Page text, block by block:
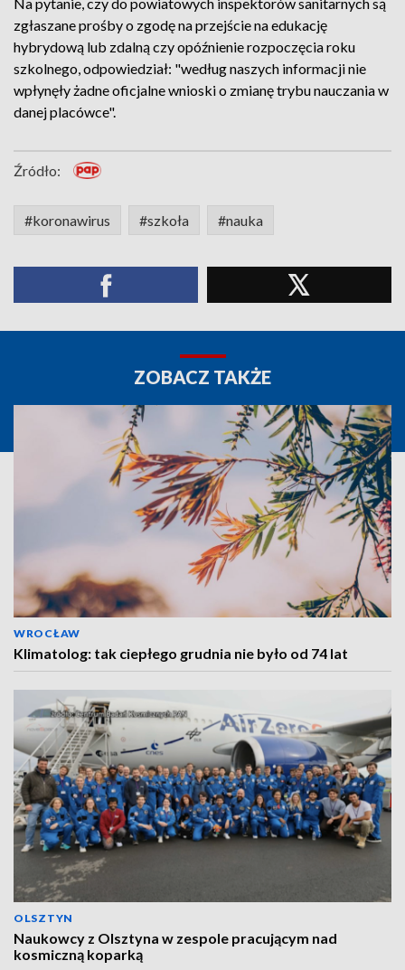
zgłaszane prośby o zgodę na przejście na edukację
hybrydową lub zdalną czy opóźnienie rozpoczęcia roku
szkolnego, odpowiedział: "według naszych informacji nie
wpłynęły żadne oficjalne wnioski o zmianę trybu nauczania w
danej placówce".
Źródło:
#koronawirus #szkoła #nauka
ZOBACZ TAKŻE
WROCŁAW
Klimatolog: tak ciepłego grudnia nie było od 74 lat
OLSZTYN
Naukowcy z Olsztyna w zespole pracującym nad
kosmiczną koparką